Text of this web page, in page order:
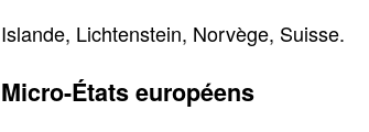
Islande, Lichtenstein, Norvège, Suisse.
Micro-États européens